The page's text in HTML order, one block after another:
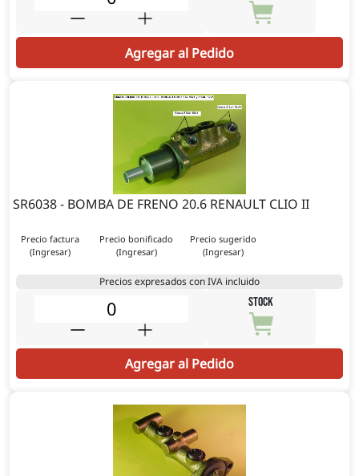
Agregar al Pedido
SR6038 - BOMBA DE FRENO 20.6 RENAULT CLIO II
Precio factura
(Ingresar)
Precio bonificado
(Ingresar)
Precio sugerido
(Ingresar)
Precios expresados con IVA incluido
STOCK
Agregar al Pedido